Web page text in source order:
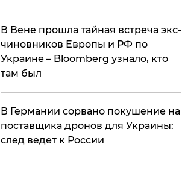
В Вене прошла тайная встреча экс-
чиновников Европы и РФ по
Украине – Bloomberg узнало, кто
там был
​В Германии сорвано покушение на
поставщика дронов для Украины:
след ведет к России